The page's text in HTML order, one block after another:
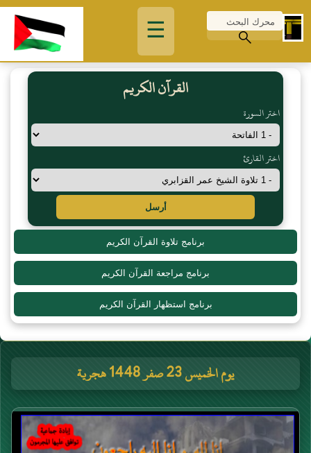
☰
القرآن الكريم
اختر السورة
اختر القارئ
أرسل
برنامج تلاوة القرآن الكريم
برنامج مراجعة القرآن الكريم
برنامج استظهار القرآن الكريم
يوم الخميس 23 صفر 1448 هجرية